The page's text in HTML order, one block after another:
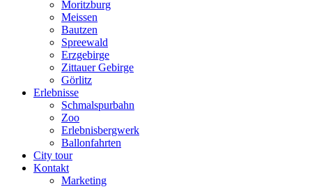
Moritzburg
Meissen
Bautzen
Spreewald
Erzgebirge
Zittauer Gebirge
Görlitz
Erlebnisse
Schmalspurbahn
Zoo
Erlebnisbergwerk
Ballonfahrten
City tour
Kontakt
Marketing